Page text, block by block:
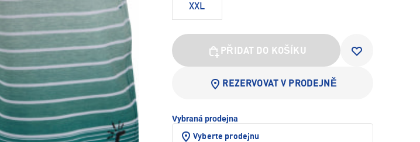
XXL
PŘIDAT DO KOŠÍKU
REZERVOVAT V PRODEJNĚ
Vybraná prodejna
Vyberte prodejnu